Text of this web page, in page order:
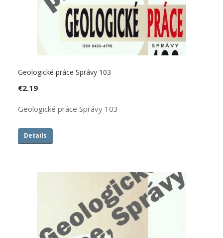
Geologické práce Správy 103
€2.19
Geologické práce Správy 103
Details